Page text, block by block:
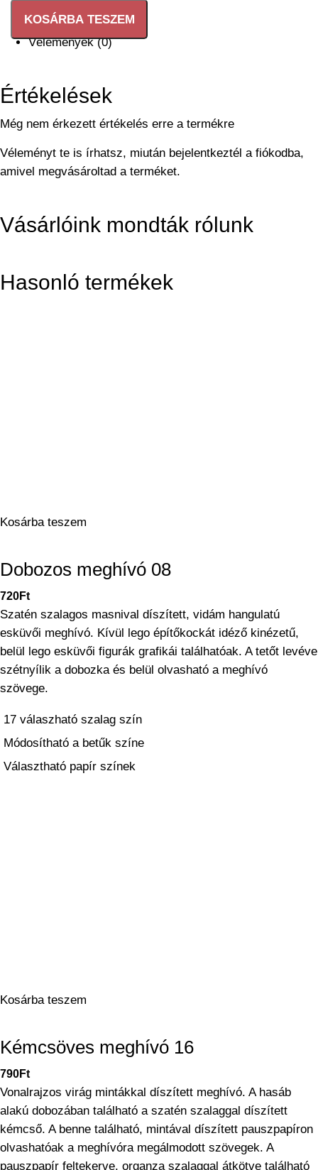
KOSÁRBA TESZEM
Vélemények (0)
Értékelések
Még nem érkezett értékelés erre a termékre
Véleményt te is írhatsz, miután bejelentkeztél a fiókodba,
amivel megvásároltad a terméket.
Vásárlóink mondták rólunk
Hasonló termékek
Kosárba teszem
Dobozos meghívó 08
720Ft
Szatén szalagos masnival díszített, vidám hangulatú
esküvői meghívó. Kívül lego építőkockát idéző kinézetű,
belül lego esküvői figurák grafikái találhatóak. A tetőt levéve
szétnyílik a dobozka és belül olvasható a meghívó
szövege.
17 válaszható szalag szín
Módosítható a betűk színe
Választható papír színek
Kosárba teszem
Kémcsöves meghívó 16
790Ft
Vonalrajzos virág mintákkal díszített meghívó. A hasáb
alakú dobozában található a szatén szalaggal díszített
kémcső. A benne található, mintával díszített pauszpapíron
olvashatóak a meghívóra megálmodott szövegek. A
pauszpapír feltekerve, organza szalaggal átkötve található